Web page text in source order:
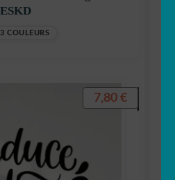
COULEURS
7,80 €